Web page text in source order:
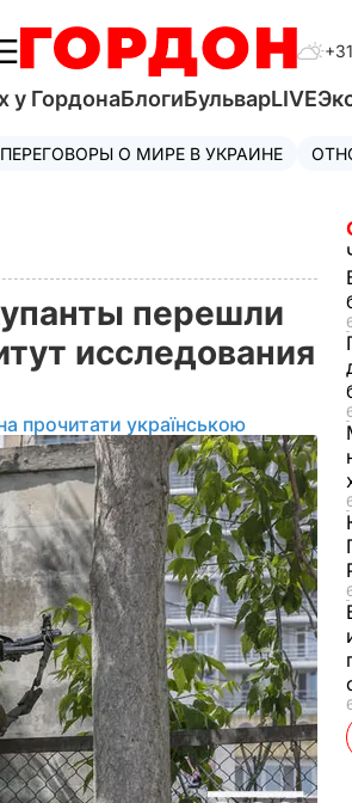
у ГордонаБлогиБульварLIVE
ПЕРЕГОВОРЫ О МИРЕ В УКРАИНЕ
перешли
исследования
прочитати українською